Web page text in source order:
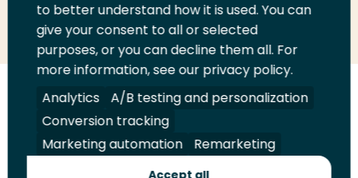
Deel
LinkedIn
Deel
op
Twitter
Deel
op
Facebook
Email
deze
pagina
Print
deze
pagina
Volg
ons
op
LinkedIn
Volg
ons
op
Facebook
Volg
ons
op
YouTube
Volg
ons
op
Instagram
Juridisch Security A-Z Index
Contact
to better understand how it is used. You can
give your consent to all or selected
purposes, or you can decline them all. For
more information, see our privacy policy.
Analytics
A/B testing and personalization
Conversion tracking
Marketing automation
Remarketing
Accept all